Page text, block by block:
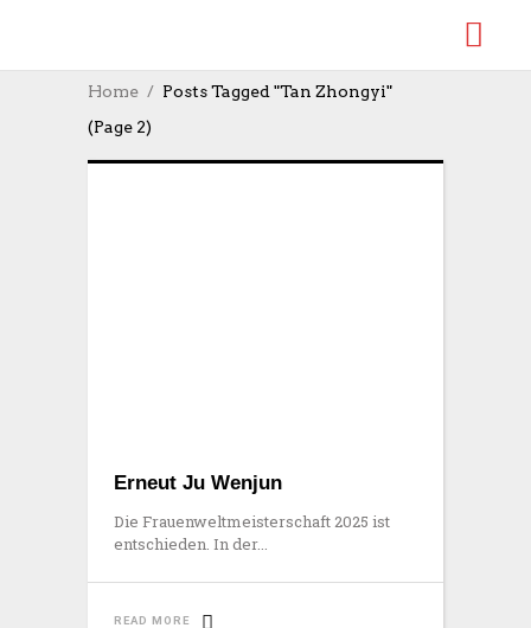
Home
Posts Tagged "Tan Zhongyi"
(Page 2)
Erneut Ju Wenjun
Die Frauenweltmeisterschaft 2025 ist
entschieden. In der
READ MORE